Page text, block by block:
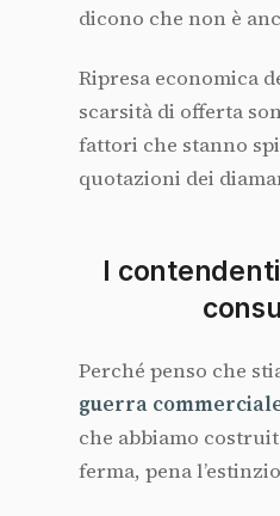
dicono che non è
Ripresa economica
scarsità di offerta
fattori che stanno
quotazioni dei
I
Perché penso che
guerra
che abbiamo
ferma, pena